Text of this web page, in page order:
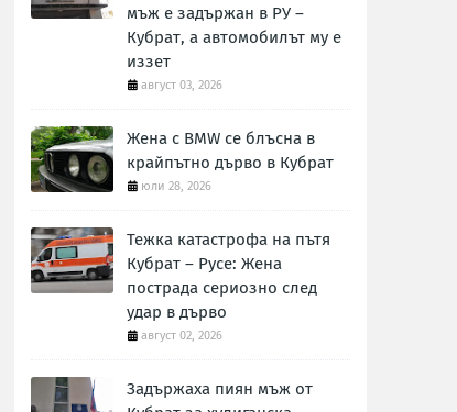
мъж е задържан в РУ –
Кубрат, а автомобилът му е
иззет
август 03, 2026
Жена с BMW се блъсна в
крайпътно дърво в Кубрат
юли 28, 2026
Тежка катастрофа на пътя
Кубрат – Русе: Жена
пострада сериозно след
удар в дърво
август 02, 2026
Задържаха пиян мъж от